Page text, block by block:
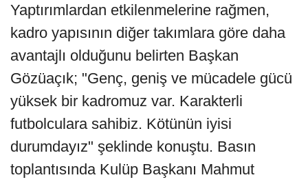
Yaptırımlardan etkilenmelerine rağmen,
kadro yapısının diğer takımlara göre daha
avantajlı olduğunu belirten Başkan
Gözüaçık; "Genç, geniş ve mücadele gücü
yüksek bir kadromuz var. Karakterli
futbolculara sahibiz. Kötünün iyisi
durumdayız" şeklinde konuştu. Basın
toplantısında Kulüp Başkanı Mahmut